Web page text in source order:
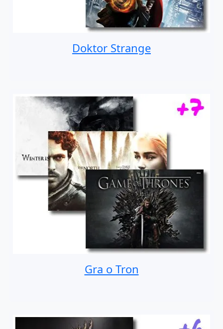
Doktor Strange
Gra o Tron